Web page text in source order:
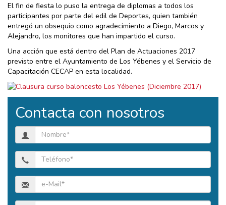
El fin de fiesta lo puso la entrega de diplomas a todos los
participantes por parte del edil de Deportes, quien también
entregó un obsequio como agradecimiento a Diego, Marcos y
Alejandro, los monitores que han impartido el curso.
Una acción que está dentro del Plan de Actuaciones 2017
previsto entre el Ayuntamiento de Los Yébenes y el Servicio de
Capacitación CECAP en esta localidad.
Contacta con nosotros